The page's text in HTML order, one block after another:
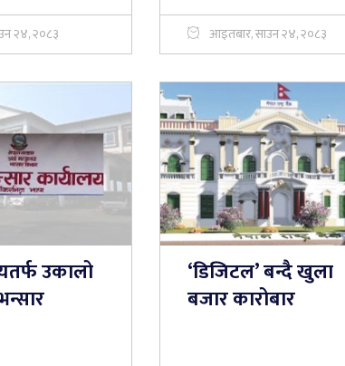
२४, २०८३ आइतबार, साउन २४, २०८३
उकालो
‘डिजिटल’ बन्दै खुला
बजार कारोबार